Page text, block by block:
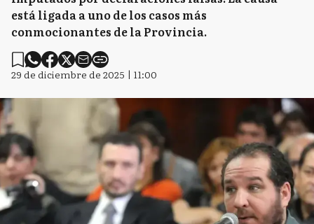
está ligada a uno de los casos más
conmocionantes de la Provincia.
29 de diciembre de 2025 | 11:00